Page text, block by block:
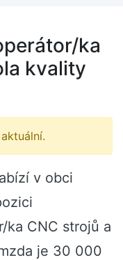
ka
kvality
v obci
ka CNC strojů a
je 30 000